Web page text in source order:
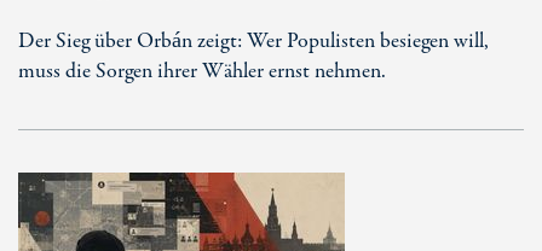
Der Sieg über Orbán zeigt: Wer Populisten besiegen will,
muss die Sorgen ihrer Wähler ernst nehmen.